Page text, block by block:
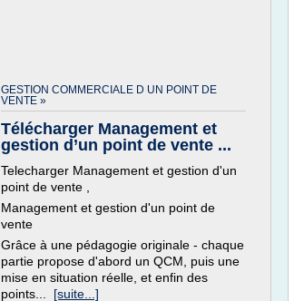
GESTION COMMERCIALE D UN POINT DE
VENTE »
Télécharger Management et
gestion d’un point de vente ...
Telecharger Management et gestion d'un
point de vente ,
Management et gestion d'un point de
vente
Grâce à une pédagogie originale - chaque
partie propose d'abord un QCM, puis une
mise en situation réelle, et enfin des
points... [suite...]